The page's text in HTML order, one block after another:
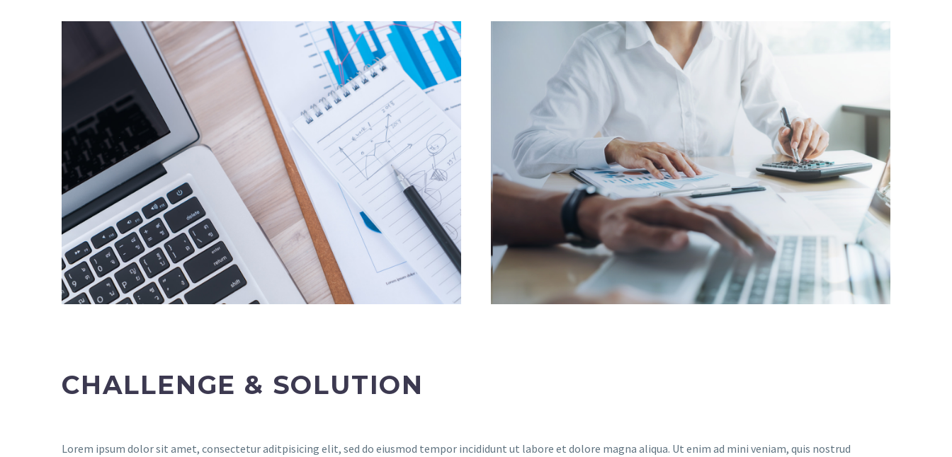
CHALLENGE & SOLUTION
Lorem ipsum dolor sit amet, consectetur aditpisicing elit, sed do eiusmod tempor incididunt ut labore et dolore magna aliqua. Ut enim ad mini veniam, quis nostrud